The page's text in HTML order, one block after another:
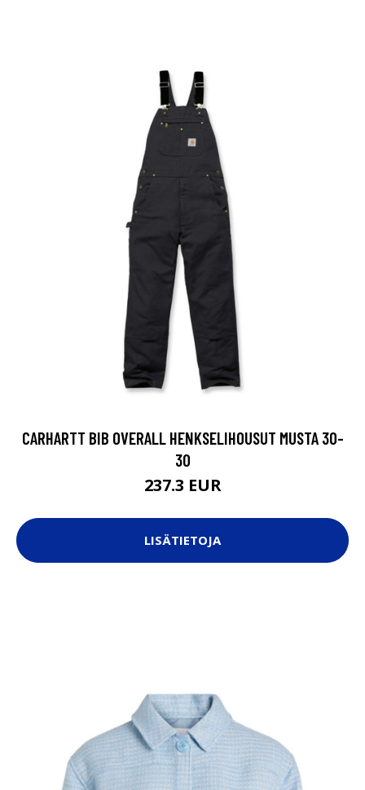
CARHARTT BIB OVERALL HENKSELIHOUSUT MUSTA 30-
30
237.3 EUR
LISÄTIETOJA